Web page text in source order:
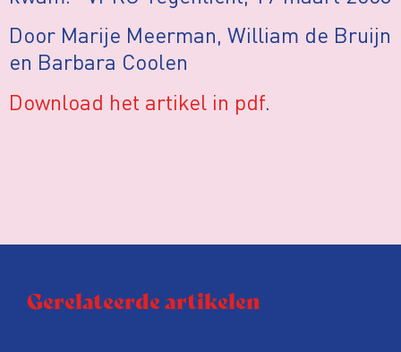
Door Marije Meerman, William de Bruijn
en Barbara Coolen
Download het artikel in pdf.
Gerelateerde artikelen